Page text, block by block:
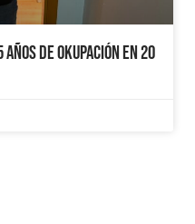
de Okupación en 20